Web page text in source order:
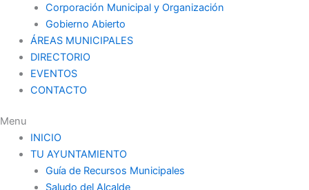
Corporación Municipal y Organización
Gobierno Abierto
ÁREAS MUNICIPALES
DIRECTORIO
EVENTOS
CONTACTO
Menu
INICIO
TU AYUNTAMIENTO
Guía de Recursos Municipales
Saludo del Alcalde